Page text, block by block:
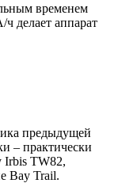
временем
делает аппарат
предыдущей
– практически
Irbis TW82,
Bay Trail.